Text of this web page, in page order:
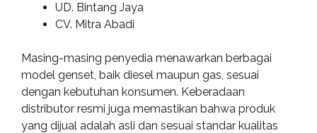
UD. Bintang Jaya
CV. Mitra Abadi
Masing-masing penyedia menawarkan berbagai
model genset, baik diesel maupun gas, sesuai
dengan kebutuhan konsumen. Keberadaan
distributor resmi juga memastikan bahwa produk
yang dijual adalah asli dan sesuai standar kualitas